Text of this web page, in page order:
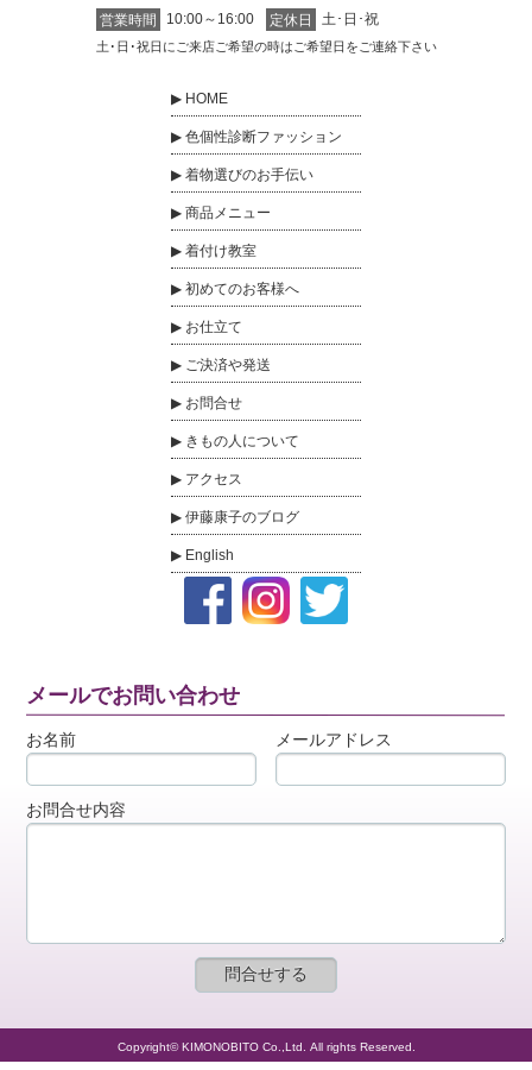
営業時間 10:00～16:00 定休日 土･日･祝
土･日･祝日にご来店ご希望の時はご希望日をご連絡下さい
HOME
色個性診断ファッション
着物選びのお手伝い
商品メニュー
着付け教室
初めてのお客様へ
お仕立て
ご決済や発送
お問合せ
きもの人について
アクセス
伊藤康子のブログ
English
メールでお問い合わせ
お名前 メールアドレス
お問合せ内容
Copyright© KIMONOBITO Co.,Ltd. All rights Reserved.